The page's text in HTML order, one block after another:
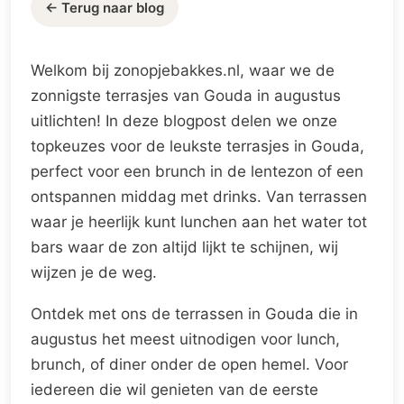
← Terug naar blog
Welkom bij zonopjebakkes.nl, waar we de
zonnigste terrasjes van Gouda in augustus
uitlichten! In deze blogpost delen we onze
topkeuzes voor de leukste terrasjes in Gouda,
perfect voor een brunch in de lentezon of een
ontspannen middag met drinks. Van terrassen
waar je heerlijk kunt lunchen aan het water tot
bars waar de zon altijd lijkt te schijnen, wij
wijzen je de weg.
Ontdek met ons de terrassen in Gouda die in
augustus het meest uitnodigen voor lunch,
brunch, of diner onder de open hemel. Voor
iedereen die wil genieten van de eerste